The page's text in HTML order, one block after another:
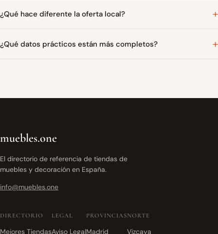
¿Qué hace diferente la oferta local?
¿Qué datos prácticos están más completos?
muebles.one
El directorio de referencia de tiendas de
muebles y decoración en España.
info@muebles.one
DIRECTORIO
Mejores Tiendas
LEGAL
Aviso Legal
PROVINCIAS
Madrid
NORTE
Vizcaya